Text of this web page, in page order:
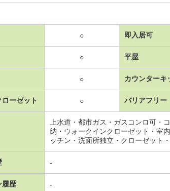
○ 即入居可
○ 平屋
○ カウンターキ
ーゼット ○ バリアフリー
上水道・都市ガス・ガスコンロ可・
納・ウォークインクローゼット・室
ッチン・洗面所独立・クローゼット
-
履歴 -